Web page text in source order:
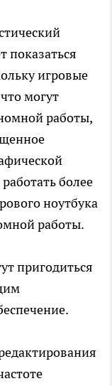
показаться
игровые
могут
работы,
более
ноутбука
работы.
пригодиться